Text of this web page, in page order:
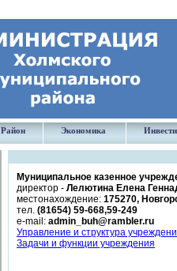
Район Экономика
Муниципальное казенное
директор - Лелютина Елена
местонахождение: 175270,
тел. (81654) 59-668,59-249
e-mail: admin_buh@rambler.ru
Управление и структура
Задачи и функции учреждения